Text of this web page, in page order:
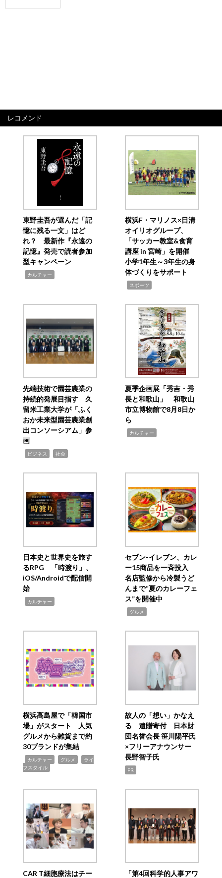
レコメンド
東野圭吾が選んだ「記
憶に残る一文」はど
れ？ 最新作『永遠の
記憶』発売で読者参加
型キャンペーン
カルチャー
横浜F・マリノス×日清
オイリオグループ、
「サッカー教室&食育
講座 in 宮崎」を開催
小学1年生～3年生の身
体づくりをサポート
スポーツ
先端技術で園芸農業の
持続的発展目指す 久
留米工業大学が「ふく
おか未来型園芸農業創
出コンソーシアム」参
画
ビジネス 社会
夏季企画展「秀吉・秀
長と和歌山」 和歌山
市立博物館で8月8日か
ら
カルチャー
日本史と世界史を旅す
るRPG 「時渡り」、
iOS/Androidで配信開
始
カルチャー
セブン‐イレブン、カレ
ー15商品を一斉投入
名店監修から冷製うど
んまで“夏のカレーフェ
ス”を開催中
グルメ
横浜高島屋で「韓国市
場」がスタート 人気
グルメから雑貨まで約
30ブランドが集結
カルチャー グルメ
ライ
フスタイル
故人の「想い」かなえ
る 遺贈寄付 日本財
団名誉会長 笹川陽平氏
×フリーアナウンサー
長野智子氏
PR
CAR T細胞療法はチー
「第4回科学的人事アワ